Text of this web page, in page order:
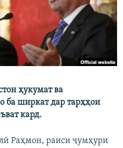
RL
ҳукумат ва
ба ширкат дар тарҳҳои
кард.
Раҳмон, раиси ҷумҳури